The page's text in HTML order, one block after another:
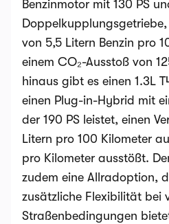
Benzinmotor mit 130 PS
von 5,5 Litern Benzin pro
einem CO₂-Ausstoß von
hinaus gibt es einen 1.3L
einen Plug-in-Hybrid mit
der 190 PS leistet, einen
Litern pro 100 Kilometer
pro Kilometer ausstößt.
zudem eine Allradoption,
zusätzliche Flexibilität bei
Straßenbedingungen